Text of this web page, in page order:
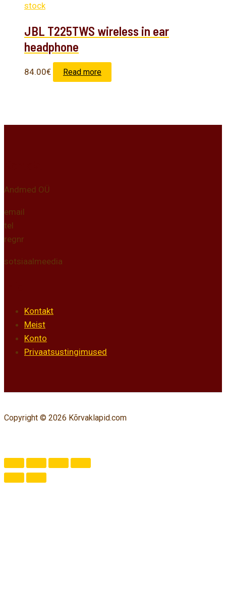
stock
JBL T225TWS wireless in ear
headphone
84.00€ Read more
Andmed OÜ
email
tel
regnr
sotsiaalmeedia
Kontakt
Meist
Konto
Privaatsustingimused
Copyright © 2026 Kõrvaklapid.com